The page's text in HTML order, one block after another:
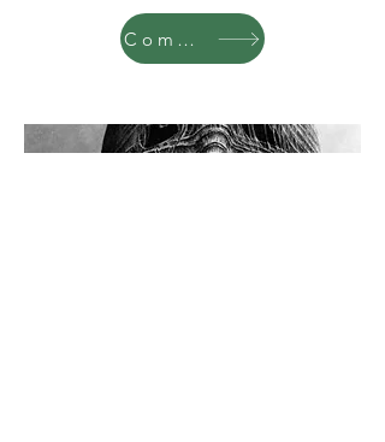
Comprar